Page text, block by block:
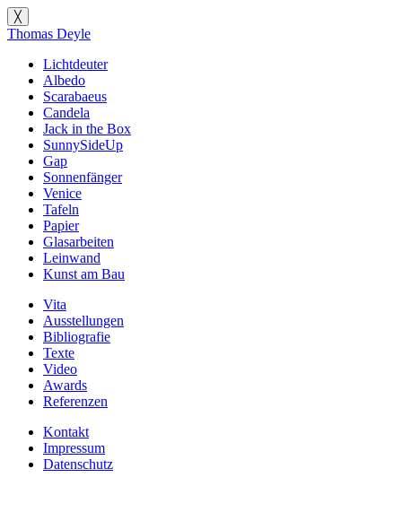
╳
Thomas Deyle
Lichtdeuter
Albedo
Scarabaeus
Candela
Jack in the Box
SunnySideUp
Gap
Sonnenfänger
Venice
Tafeln
Papier
Glasarbeiten
Leinwand
Kunst am Bau
Vita
Ausstellungen
Bibliografie
Texte
Video
Awards
Referenzen
Kontakt
Impressum
Datenschutz